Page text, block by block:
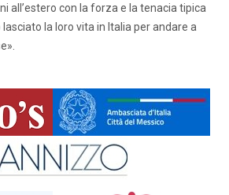
all’estero con la forza e la tenacia tipica
la loro vita in Italia per andare a